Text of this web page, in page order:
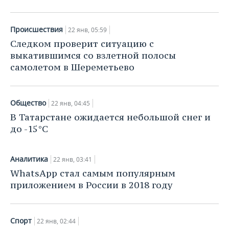
КОМУ ПРИНАДЛЕЖАТ
ТАТАРСТАНА
БЮДЖЕТ
ИНВЕСТИЦИИ
НЕФТЕХИМИЯ
НЕФТЬ
ОПК
ЭНЕРГЕТИКА
НОВОСТИ АВТО
БИЗНЕС
НОВОСТИ БИЗНЕСА
РОЗНИЧНАЯ ТОРГОВЛЯ
УСЛУГИ
ТЕХНОЛОГИИ
НОВОСТИ ТЕХНОЛОГИЙ
МЕДИА
ТЕЛЕКОММУНИКАЦИИ
МЕРОПРИЯТИЯ
ВЫЕЗДНАЯ РЕДАКЦИЯ
БИЗНЕС-БРАНЧИ
ОТКРЫТАЯ ЛЕКЦИЯ
НОВОСТИ СПОРТА
ФУТБОЛ
БАСКЕТБОЛ
КИБЕРСПОРТ
ОБЩЕСТВО
НОВОСТИ ОБЩЕСТВА
ИНФРАСТРУКТУРА
КУЛЬТУРА
ФОТОГАЛЕРЕЯ
СПРАВОЧНИК
СПИСОК КОМПАНИЙ
Происшествия 22 янв, 05:59
Следком проверит ситуацию с
выкатившимся со взлетной полосы
самолетом в Шереметьево
Общество 22 янв, 04:45
В Татарстане ожидается небольшой снег и
до -15°С
Аналитика 22 янв, 03:41
WhatsApp стал самым популярным
приложением в России в 2018 году
Спорт 22 янв, 02:44